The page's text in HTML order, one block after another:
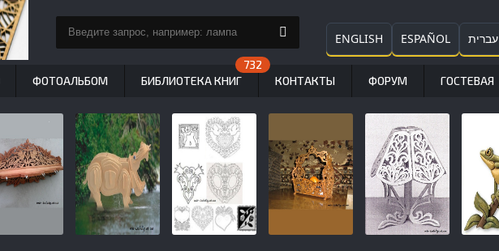
ENGLISH ESPAÑOL עברית
ФОТОАЛЬБОМ БИБЛИОТЕКА КНИГ КОНТАКТЫ ФОРУМ ГОСТЕВАЯ